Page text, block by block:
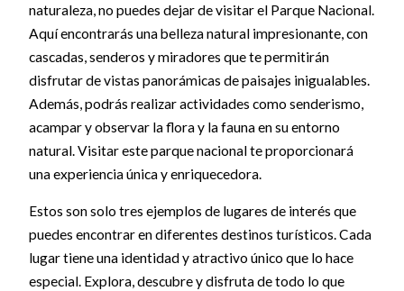
naturaleza, no puedes dejar de visitar el Parque Nacional.
Aquí encontrarás una belleza natural impresionante, con
cascadas, senderos y miradores que te permitirán
disfrutar de vistas panorámicas de paisajes inigualables.
Además, podrás realizar actividades como senderismo,
acampar y observar la flora y la fauna en su entorno
natural. Visitar este parque nacional te proporcionará
una experiencia única y enriquecedora.
Estos son solo tres ejemplos de lugares de interés que
puedes encontrar en diferentes destinos turísticos. Cada
lugar tiene una identidad y atractivo único que lo hace
especial. Explora, descubre y disfruta de todo lo que